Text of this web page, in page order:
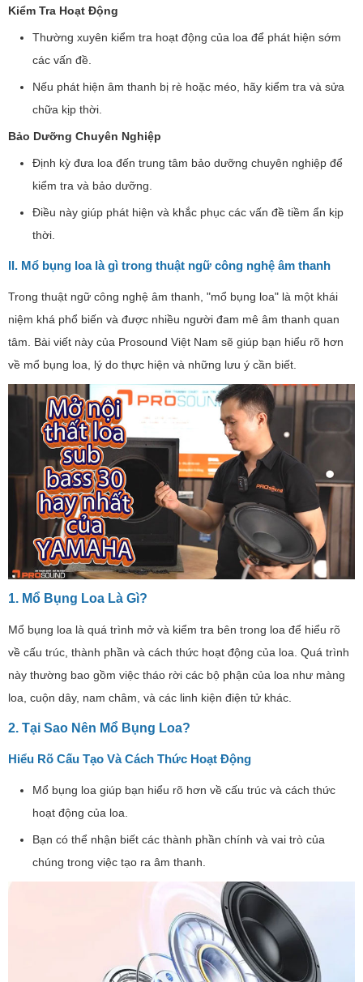
Kiểm Tra Hoạt Động
Thường xuyên kiểm tra hoạt động của loa để phát hiện sớm
các vấn đề.
Nếu phát hiện âm thanh bị rè hoặc méo, hãy kiểm tra và sửa
chữa kịp thời.
Bảo Dưỡng Chuyên Nghiệp
Định kỳ đưa loa đến trung tâm bảo dưỡng chuyên nghiệp để
kiểm tra và bảo dưỡng.
Điều này giúp phát hiện và khắc phục các vấn đề tiềm ẩn kịp
thời.
II. Mổ bụng loa là gì trong thuật ngữ công nghệ âm thanh
Trong thuật ngữ công nghệ âm thanh, "mổ bụng loa" là một khái
niệm khá phổ biến và được nhiều người đam mê âm thanh quan
tâm. Bài viết này của Prosound Việt Nam sẽ giúp bạn hiểu rõ hơn
về mổ bụng loa, lý do thực hiện và những lưu ý cần biết.
1. Mổ Bụng Loa Là Gì?
Mổ bụng loa là quá trình mở và kiểm tra bên trong loa để hiểu rõ
về cấu trúc, thành phần và cách thức hoạt động của loa. Quá trình
này thường bao gồm việc tháo rời các bộ phận của loa như màng
loa, cuộn dây, nam châm, và các linh kiện điện tử khác.
2. Tại Sao Nên Mổ Bụng Loa?
Hiểu Rõ Cấu Tạo Và Cách Thức Hoạt Động
Mổ bụng loa giúp bạn hiểu rõ hơn về cấu trúc và cách thức
hoạt động của loa.
Bạn có thể nhận biết các thành phần chính và vai trò của
chúng trong việc tạo ra âm thanh.